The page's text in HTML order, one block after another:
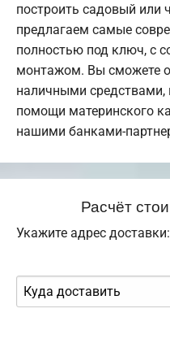
построить садовый
предлагаем самые
полностью под ключ, с
монтажом. Вы сможете
наличными средствами,
помощи материнского
нашими банками-
Расчёт
Укажите адрес доставки: